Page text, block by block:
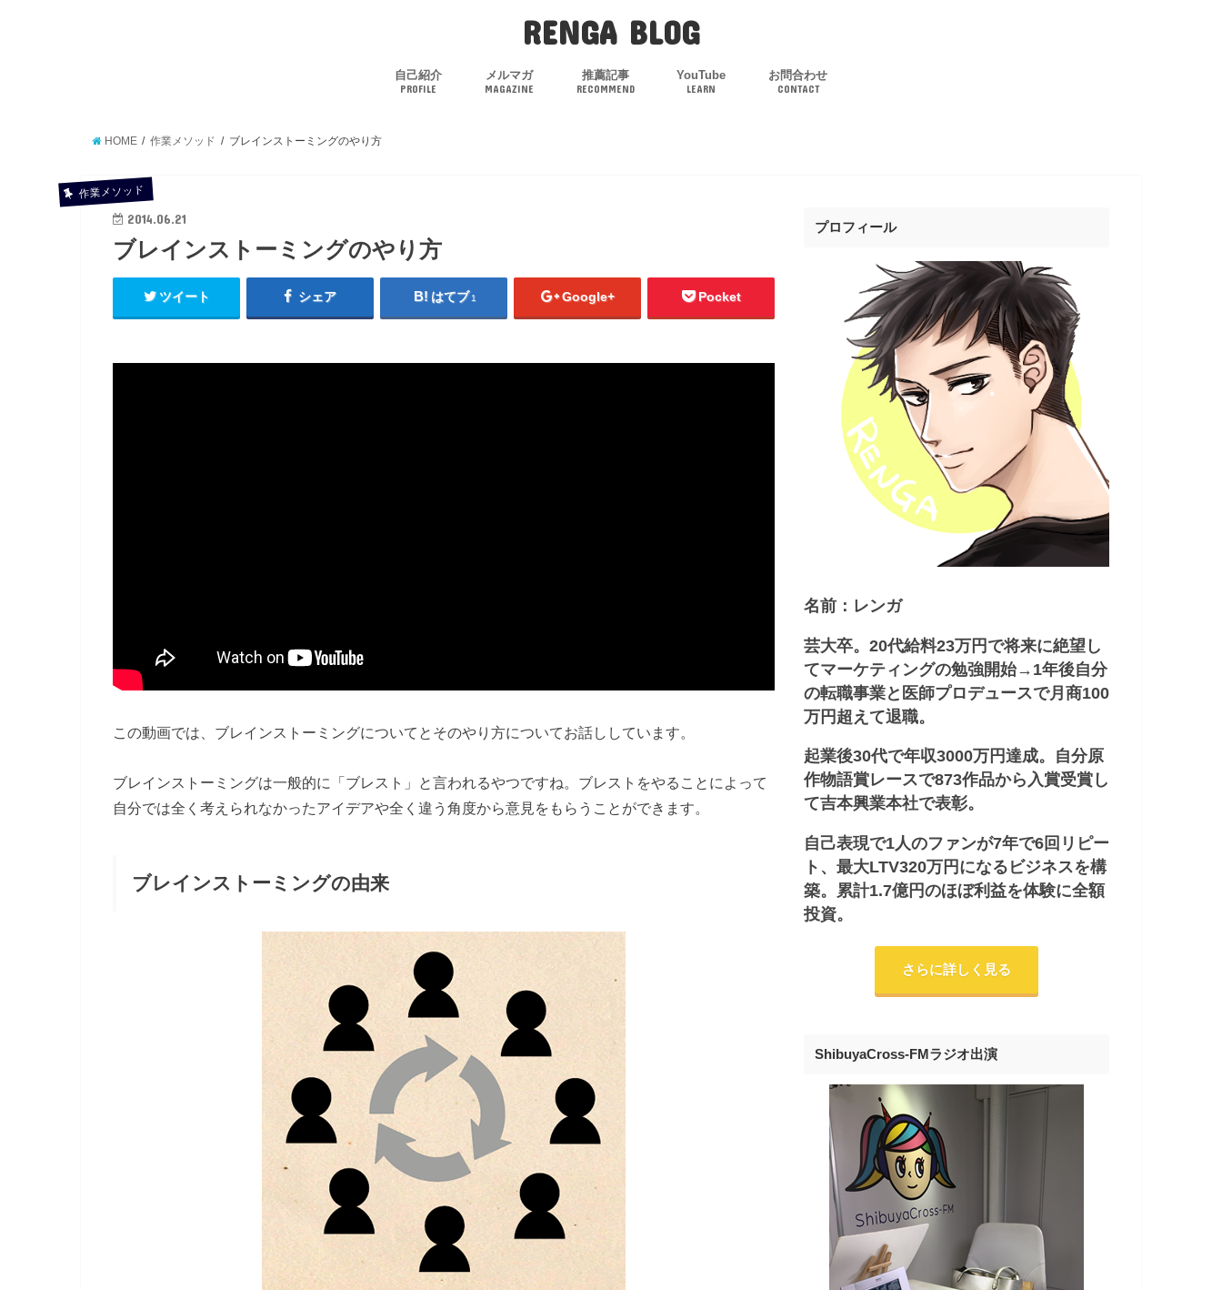
RENGA BLOG
自己紹介
PROFILE
メルマガ
MAGAZINE
推薦記事
RECOMMEND
YouTube
LEARN
お問合わせ
CONTACT
HOME 作業メソッド ブレインストーミングのやり方
作業メソッド
2014.06.21
ブレインストーミングのやり方
ツイート シェア はてブ 1 Google+ Pocket
この動画では、ブレインストーミングについてとそのやり方についてお話ししています。
ブレインストーミングは一般的に「ブレスト」と言われるやつですね。ブレストをやることによって
自分では全く考えられなかったアイデアや全く違う角度から意見をもらうことができます。
ブレインストーミングの由来
プロフィール
名前：レンガ
芸大卒。20代給料23万円で将来に絶望し
てマーケティングの勉強開始→1年後自分
の転職事業と医師プロデュースで月商100
万円超えて退職。
起業後30代で年収3000万円達成。自分原
作物語賞レースで873作品から入賞受賞し
て吉本興業本社で表彰。
自己表現で1人のファンが7年で6回リピー
ト、最大LTV320万円になるビジネスを構
築。累計1.7億円のほぼ利益を体験に全額
投資。
さらに詳しく見る
ShibuyaCross-FMラジオ出演